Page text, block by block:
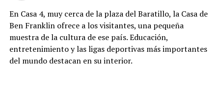
En Casa 4, muy cerca de la plaza del Baratillo, la Casa de
Ben Franklin ofrece a los visitantes, una pequeña
muestra de la cultura de ese país. Educación,
entretenimiento y las ligas deportivas más importantes
del mundo destacan en su interior.